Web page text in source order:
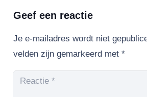
Geef een reactie
Je e-mailadres wordt niet
velden zijn gemarkeerd met *